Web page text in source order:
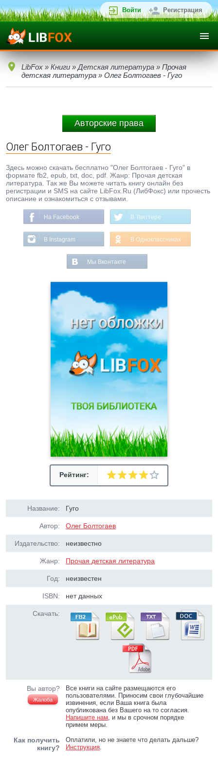
Войти Регистрация
LibFox » Книги » Детская литература » Прочая
детская литература » Олег Болтогаев - Гуго
Авторские права
Олег Болтогаев - Гуго
Здесь можно скачать бесплатно "Олег Болтогаев - Гуго" в
формате fb2, epub, txt, doc, pdf. Жанр: Прочая детская
литература. Так же Вы можете читать книгу онлайн без
регистрации и SMS на сайте LibFox.Ru (ЛибФокс) или прочесть
описание и ознакомиться с отзывами.
На Facebook В Твиттере
В Instagram В Одноклассниках
Мы Вконтакте
Рейтинг:
Название: Гуго
Автор: Олег Болтогаев
Издательство: неизвестно
Жанр: Прочая детская литература
Год: неизвестен
ISBN: нет данных
Скачать:
Вы автор?
Жалоба
Все книги на сайте размещаются его
пользователями. Приносим свои глубочайшие
извинения, если Ваша книга была
опубликована без Вашего на то согласия.
Напишите нам, и мы в срочном порядке
примем меры.
Как получить
книгу?
Оплатили, но не знаете что делать дальше?
Инструкция.